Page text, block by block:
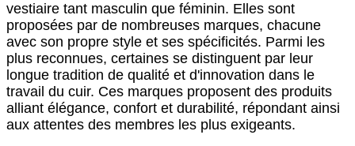
vestiaire tant masculin que féminin. Elles sont
proposées par de nombreuses marques, chacune
avec son propre style et ses spécificités. Parmi les
plus reconnues, certaines se distinguent par leur
longue tradition de qualité et d'innovation dans le
travail du cuir. Ces marques proposent des produits
alliant élégance, confort et durabilité, répondant ainsi
aux attentes des membres les plus exigeants.